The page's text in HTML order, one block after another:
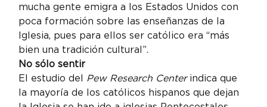
mucha gente emigra a los Estados Unidos con
poca formación sobre las enseñanzas de la
Iglesia, pues para ellos ser católico era “más
bien una tradición cultural”.
No sólo sentir
El estudio del Pew Research Center indica que
la mayoría de los católicos hispanos que dejan